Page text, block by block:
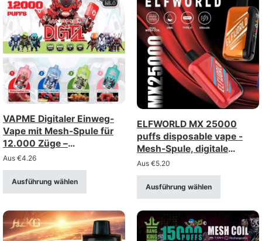
VAPME Digitaler Einweg-
Vape mit Mesh-Spule für
12.000 Züge –
wiederaufladbar mit
Digitalanzeige (Stärke 0–
5%)
Aus €4.26
Ausführung wählen
ELFWORLD MX 25000
puffs disposable vape -
Mesh-Spule, digitale
Anzeige, einstellbare
Luftstrom
Aus €5.20
Ausführung wählen